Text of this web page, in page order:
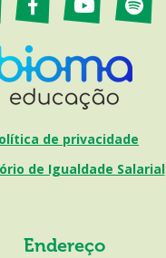
de privacidade
de Igualdade Salarial
Endereço